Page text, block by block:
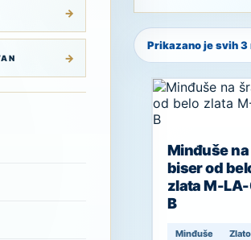
Prikazano je svih
Minđuše
biser od
zlata M-
B
Minđuše